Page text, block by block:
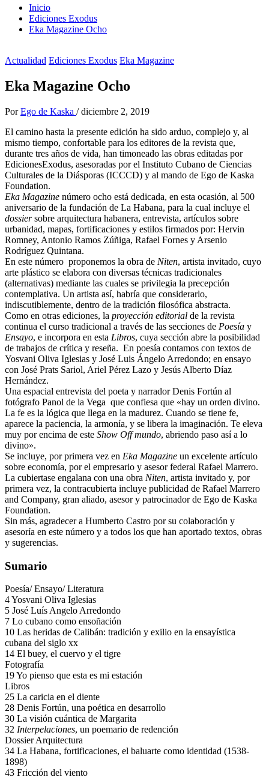
Inicio
Ediciones Exodus
Eka Magazine Ocho
Actualidad Ediciones Exodus Eka Magazine
Eka Magazine Ocho
Por Ego de Kaska / diciembre 2, 2019
El camino hasta la presente edición ha sido arduo, complejo y, al
mismo tiempo, confortable para los editores de la revista que,
durante tres años de vida, han timoneado las obras editadas por
EdicionesExodus, asesoradas por el Instituto Cubano de Ciencias
Culturales de la Diásporas (ICCCD) y al mando de Ego de Kaska
Foundation.
Eka Magazine número ocho está dedicada, en esta ocasión, al 500
aniversario de la fundación de La Habana, para la cual incluye el
dossiersobre arquitectura habanera, entrevista, artículos sobre
urbanidad, mapas, fortificaciones y estilos firmados por: Hervin
Romney, Antonio Ramos Zúñiga, Rafael Fornes y Arsenio
Rodríguez Quintana.
En este número proponemos la obra de Niten, artista invitado, cuyo
arte plástico se elabora con diversas técnicas tradicionales
(alternativas) mediante las cuales se privilegia la precepción
contemplativa. Un artista así, habría que considerarlo,
indiscutiblemente, dentro de la tradición filosófica abstracta.
Como en otras ediciones, la proyección editorial de la revista
continua el curso tradicional a través de las secciones de Poesía y
Ensayo, e incorpora en esta Libros, cuya sección abre la posibilidad
de trabajos de crítica y reseña. En poesía contamos con textos de
Yosvani Oliva Iglesias y José Luis Ángelo Arredondo; en ensayo
con José Prats Sariol, Ariel Pérez Lazo y Jesús Alberto Díaz
Hernández.
Una espacial entrevista del poeta y narrador Denis Fortún al
fotógrafo Panol de la Vega que confiesa que «hay un orden divino.
La fe es la lógica que llega en la madurez. Cuando se tiene fe,
aparece la paciencia, la armonía, y se libera la imaginación. Te eleva
muy por encima de este Show Off mundo, abriendo paso así a lo
divino».
Se incluye, por primera vez en Eka Magazine un excelente artículo
sobre economía, por el empresario y asesor federal Rafael Marrero.
La cubiertase engalana con una obra Niten, artista invitado y, por
primera vez, la contracubierta incluye publicidad de Rafael Marrero
and Company, gran aliado, asesor y patrocinador de Ego de Kaska
Foundation.
Sin más, agradecer a Humberto Castro por su colaboración y
asesoría en este número y a todos los que han aportado textos, obras
y sugerencias.
Sumario
Poesía/ Ensayo/ Literatura
4 Yosvani Oliva Iglesias
5 José Luís Angelo Arredondo
7 Lo cubano como ensoñación
10 Las heridas de Calibán: tradición y exilio en la ensayística
cubana del siglo xx
14 El buey, el cuervo y el tigre
Fotografía
19 Yo pienso que esta es mi estación
Libros
25 La caricia en el diente
28 Denis Fortún, una poética en desarrollo
30 La visión cuántica de Margarita
32 Interpelaciones, un poemario de redención
Dossier Arquitectura
34 La Habana, fortificaciones, el baluarte como identidad (1538-
1898)
43 Fricción del viento